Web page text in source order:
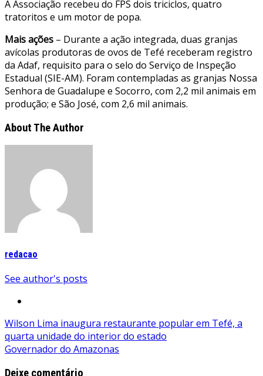
A Associação recebeu do FPS dois triciclos, quatro
tratoritos e um motor de popa.
Mais ações – Durante a ação integrada, duas granjas
avícolas produtoras de ovos de Tefé receberam registro
da Adaf, requisito para o selo do Serviço de Inspeção
Estadual (SIE-AM). Foram contempladas as granjas Nossa
Senhora de Guadalupe e Socorro, com 2,2 mil animais em
produção; e São José, com 2,6 mil animais.
About The Author
redacao
See author's posts
Navegação
de
Post
Wilson Lima inaugura restaurante popular em Tefé, a
quarta unidade do interior do estado
Governador do Amazonas
Deixe comentário